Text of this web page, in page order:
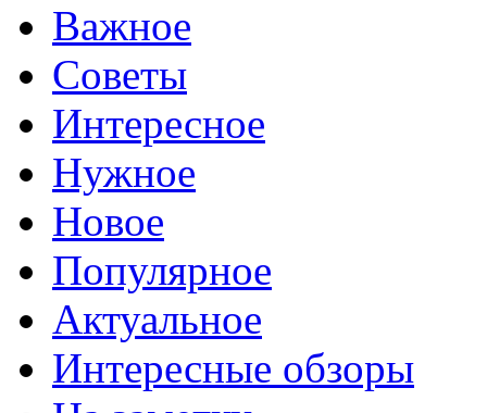
Важное
Советы
Интересное
Нужное
Новое
Популярное
Актуальное
Интересные обзоры